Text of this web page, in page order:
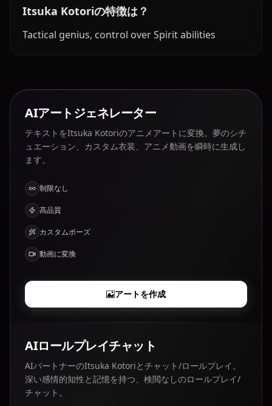
Itsuka Kotoriの特徴は？
Tactical genius, control over Spirit abilities
AIアートジェネレーター
テキストをItsuka Kotoriのアニメアートに変換。夢のシチ
ュエーション、カスタム衣装、アニメ動画を瞬時に生成し
ます。
制限なし
高品質
カスタムポーズ
動画に変換
アートを作成
AIロールプレイチャット
AIパートナーのItsuka Kotoriとチャット/ロールプレイ。
深い感情的知性と記憶を持つ、検閲なしのロールプレイ/
チャット。